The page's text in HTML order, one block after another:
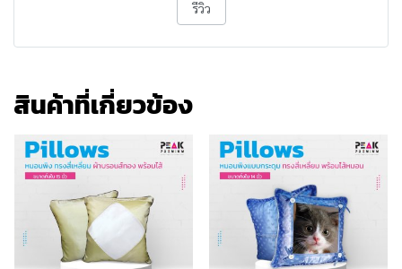
รีวิว
สินค้าที่เกี่ยวข้อง